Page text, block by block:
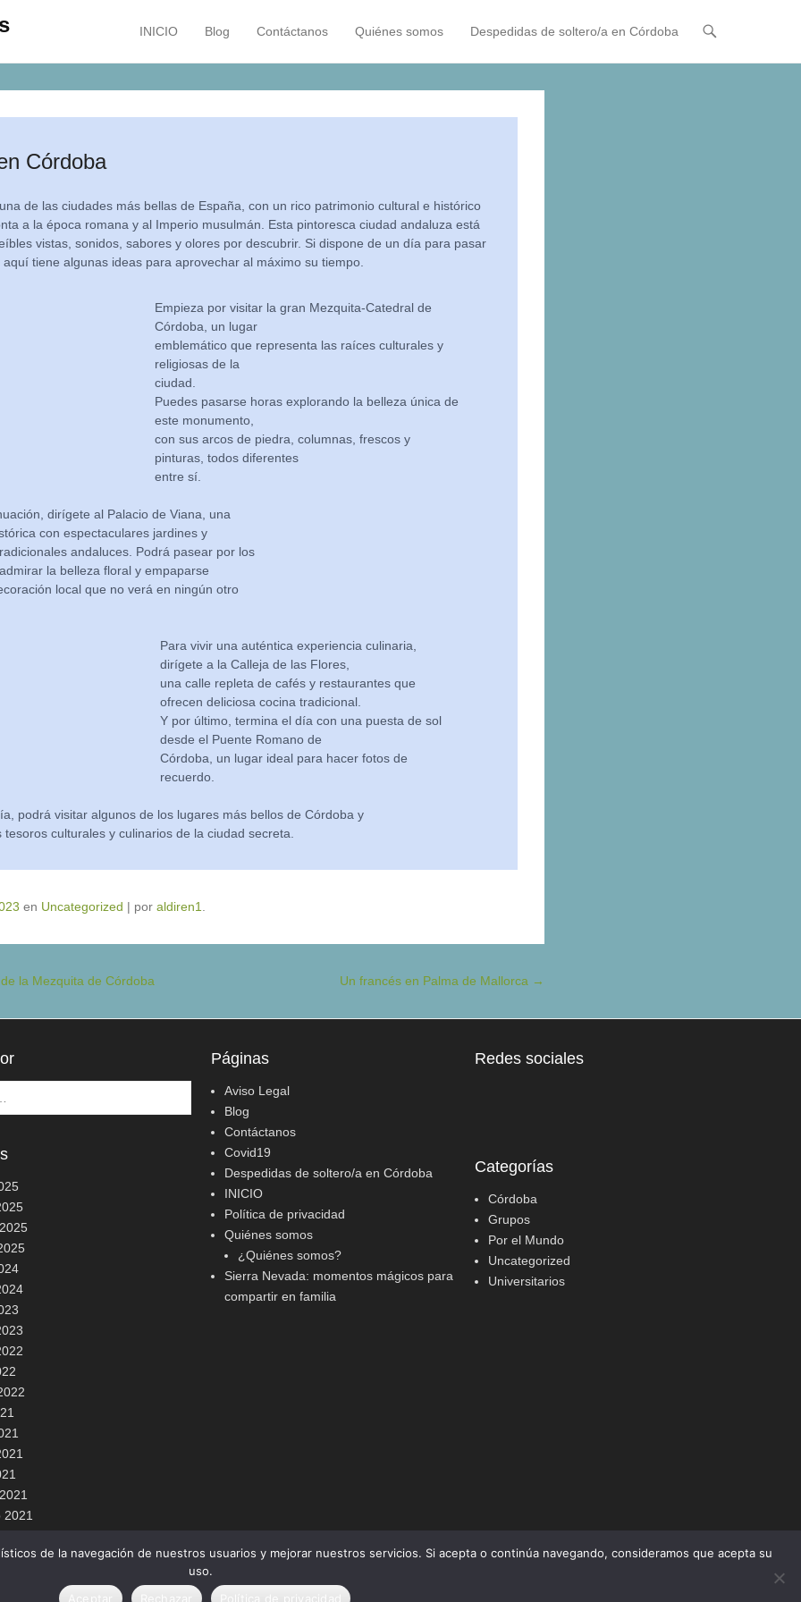
Menú principal
Saltar al contenido
INICIO Blog Contáctanos Quiénes somos Despedidas de soltero/a en Córdoba
Córdoba
de las ciudades más bellas de España, con un rico patrimonio cultural e histórico
a la época romana y al Imperio musulmán. Esta pintoresca ciudad andaluza está
vistas, sonidos, sabores y olores por descubrir. Si dispone de un día para pasar
tiene algunas ideas para aprovechar al máximo su tiempo.
Empieza por visitar la gran Mezquita-Catedral de
Córdoba, un lugar
emblemático que representa las raíces culturales y
religiosas de la
ciudad.
Puedes pasarse horas explorando la belleza única de
este monumento,
con sus arcos de piedra, columnas, frescos y
pinturas, todos diferentes
entre sí.
dirígete al Palacio de Viana, una
con espectaculares jardines y
andaluces. Podrá pasear por los
la belleza floral y empaparse
local que no verá en ningún otro
Para vivir una auténtica experiencia culinaria,
dirígete a la Calleja de las Flores,
una calle repleta de cafés y restaurantes que
ofrecen deliciosa cocina tradicional.
Y por último, termina el día con una puesta de sol
desde el Puente Romano de
Córdoba, un lugar ideal para hacer fotos de
recuerdo.
podrá visitar algunos de los lugares más bellos de Córdoba y
tesoros culturales y culinarios de la ciudad secreta.
en Uncategorized | por aldiren1
la Mezquita de Córdoba Un francés en Palma de Mallorca →
2021
Páginas
Aviso Legal
Blog
Contáctanos
Covid19
Despedidas de soltero/a en Córdoba
INICIO
Política de privacidad
Quiénes somos
¿Quiénes somos?
Sierra Nevada: momentos mágicos para
compartir en familia
Redes sociales
Categorías
Córdoba
Grupos
Por el Mundo
Uncategorized
Universitarios
de la navegación de nuestros usuarios y mejorar nuestros servicios. Si acepta o continúa navegando, consideramos que acepta su
uso.
Aceptar
Rechazar Política de privacidad